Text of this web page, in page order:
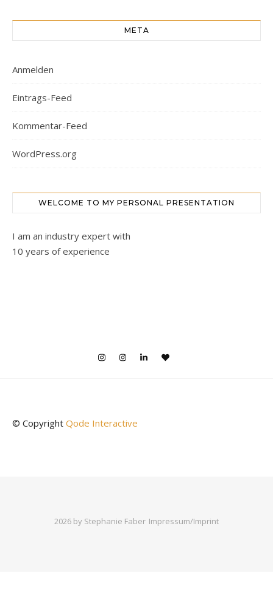
META
Anmelden
Eintrags-Feed
Kommentar-Feed
WordPress.org
WELCOME TO MY PERSONAL PRESENTATION
I am an industry expert with
10 years of experience
© Copyright Qode Interactive
2026 by Stephanie Faber Impressum/Imprint